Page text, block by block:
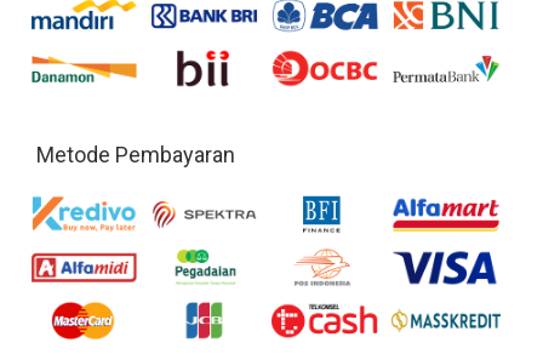
Metode Pembayaran